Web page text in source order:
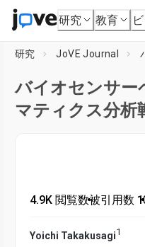
研究 教育
研究 JoVE Journal
バイオセンサー
マティクス分析
4.9K 閲覧数•被引用数 1•
Yoichi Takakusagi1